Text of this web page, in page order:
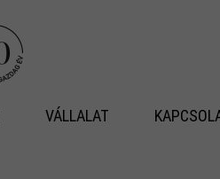
VÁLLALAT